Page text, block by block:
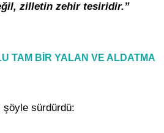
zilletin zehir tesiridir.”
TAM BİR YALAN VE ALDATMA
şöyle sürdürdü: